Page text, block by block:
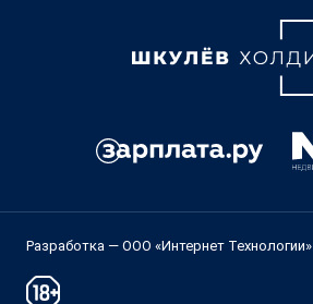
Разработка — ООО «Интернет Технологии»